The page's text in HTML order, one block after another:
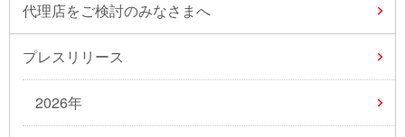
代理店をご検討のみなさまへ
プレスリリース
2026年